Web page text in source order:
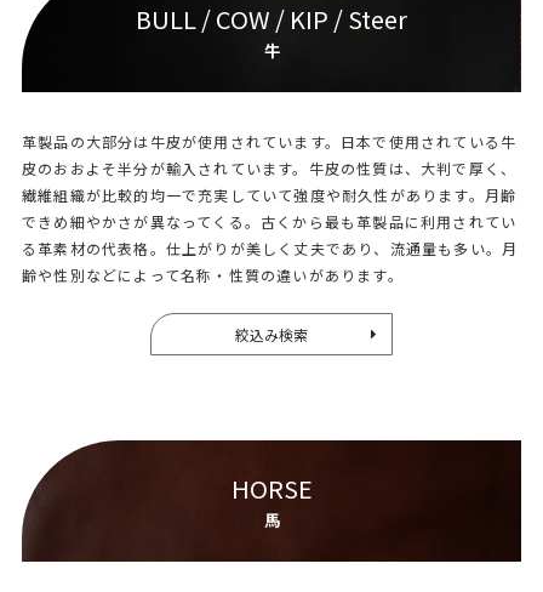
BULL / COW / KIP / Steer
牛
革製品の大部分は牛皮が使用されています。日本で使用されている牛
皮のおおよそ半分が輸入されています。牛皮の性質は、大判で厚く、
繊維組織が比較的均一で充実していて強度や耐久性があります。月齢
できめ細やかさが異なってくる。古くから最も革製品に利用されてい
る革素材の代表格。仕上がりが美しく丈夫であり、流通量も多い。月
齢や性別などによって名称・性質の違いがあります。
絞込み検索
HORSE
馬